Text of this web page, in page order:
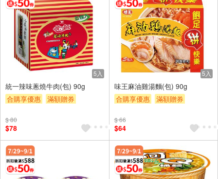
5入
統一辣味蔥燒牛肉(包) 90g
合購享優惠
滿額贈券
$ 80
$78
5入
味王麻油雞湯麵(包) 90g
合購享優惠
滿額贈券
$ 66
$64